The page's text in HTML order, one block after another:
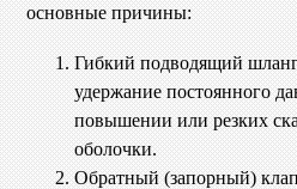
основные причины:
Гибкий подводящий
удержание постоянного
повышении или резких
оболочки.
Обратный (запорный)